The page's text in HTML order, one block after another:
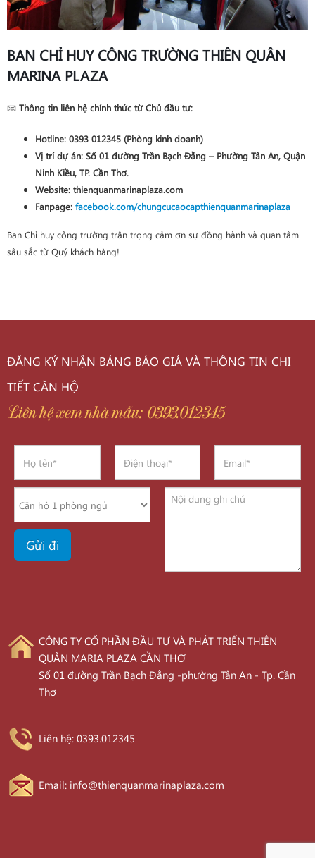
BAN CHỈ HUY CÔNG TRƯỜNG THIÊN QUÂN
MARINA PLAZA
📧 Thông tin liên hệ chính thức từ Chủ đầu tư:
Hotline: 0393 012345 (Phòng kinh doanh)
Vị trí dự án: Số 01 đường Trần Bạch Đằng – Phường Tân An, Quận
Ninh Kiều, TP. Cần Thơ.
Website: thienquanmarinaplaza.com
Fanpage: facebook.com/chungcucaocapthienquanmarinaplaza
Ban Chỉ huy công trường trân trọng cảm ơn sự đồng hành và quan tâm
sâu sắc từ Quý khách hàng!
ĐĂNG KÝ NHẬN BẢNG BÁO GIÁ VÀ THÔNG TIN CHI
TIẾT CĂN HỘ
Liên hệ xem nhà mẫu: 0393.012345
CÔNG TY CỔ PHẦN ĐẦU TƯ VÀ PHÁT TRIỂN THIÊN
QUÂN MARIA PLAZA CẦN THƠ
Số 01 đường Trần Bạch Đằng -phường Tân An - Tp. Cần
Thơ
Liên hệ: 0393.012345
Email: info@thienquanmarinaplaza.com